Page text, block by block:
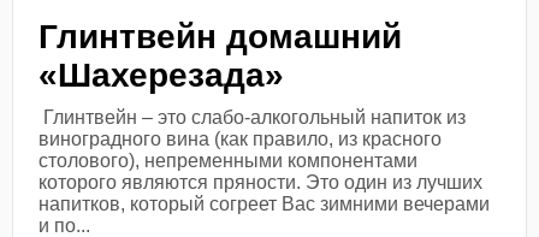
Глинтвейн домашний
«Шахерезада»
Глинтвейн – это слабо-алкогольный напиток из
виноградного вина (как правило, из красного
столового), непременными компонентами
которого являются пряности. Это один из лучших
напитков, который согреет Вас зимними вечерами
и по...